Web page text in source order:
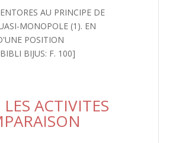
AU PRINCIPE DE
MONOPOLE (1). EN
POSITION
BIJUS: F. 100]
ACTIVITES